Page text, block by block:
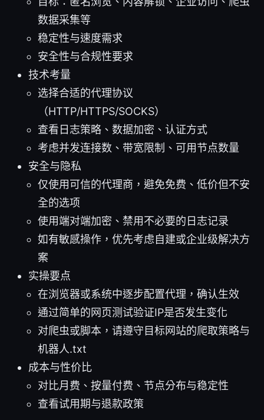
数据采集等
稳定性与速度需求
安全性与合规性要求
技术考量
选择合适的代理协议
（HTTP/HTTPS/SOCKS）
查看日志策略、数据加密、认证方式
考虑并发连接数、带宽限制、可用节点数量
安全与隐私
仅使用可信的代理商，避免免费、低价但不安
全的选项
使用端对端加密、禁用不必要的日志记录
如有敏感操作，优先考虑自建或企业级解决方
案
实操要点
在浏览器或系统中逐步配置代理，确认生效
通过简单的网页测试验证IP是否发生变化
对爬虫或脚本，请遵守目标网站的爬取策略与
机器人.txt
成本与性价比
对比月费、按量付费、节点分布与稳定性
查看试用期与退款政策